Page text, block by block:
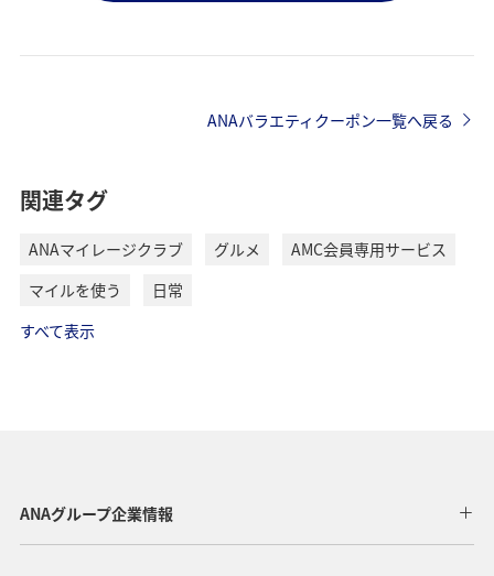
ANAバラエティクーポン一覧へ戻る
関連タグ
ANAマイレージクラブ グルメ
AMC会員専用サービス
マイルを使う
日常
すべて表示
ANAグループ企業情報